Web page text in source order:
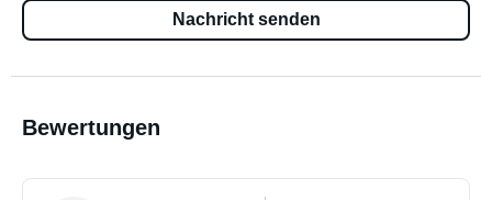
Nachricht senden
Bewertungen